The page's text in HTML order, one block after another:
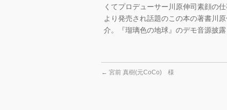
くてプロデューサー川原伸司素顔の
より発売され話題のこの本の著書川
介。『瑠璃色の地球』のデモ音源披露
← 宮前 真樹(元CoCo) 様